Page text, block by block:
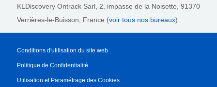
KLDiscovery Ontrack Sarl, 2, impasse de la Noisette, 91370
Verrières-le-Buisson, France (voir tous nos bureaux)
Conditions d'utilisation du site web
Politique de Confidentialité
Utilisation et Paramétrage des Cookies